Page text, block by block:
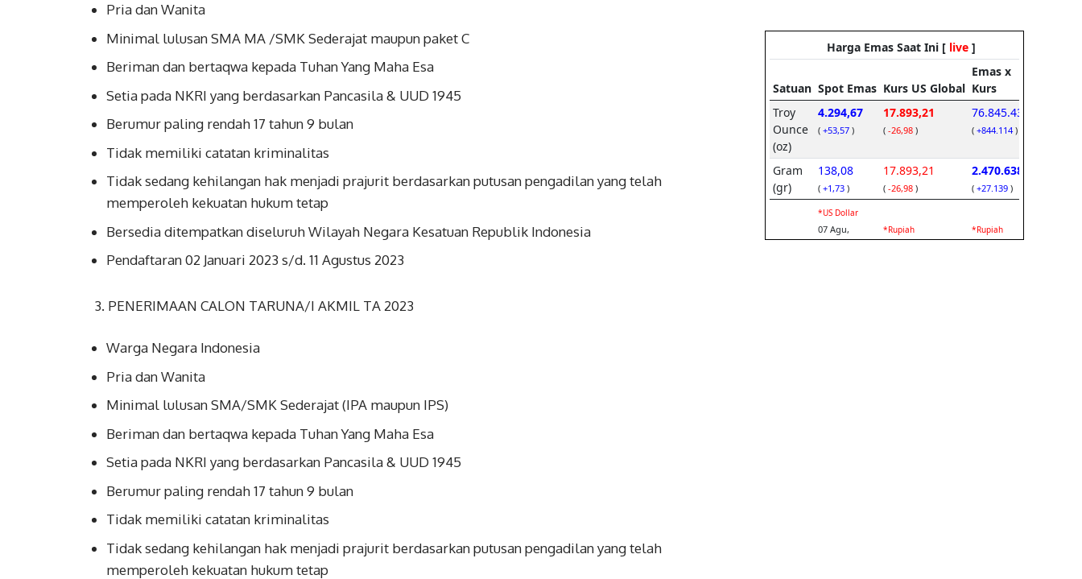
Pria dan Wanita
Minimal lulusan SMA MA /SMK Sederajat maupun paket C
Beriman dan bertaqwa kepada Tuhan Yang Maha Esa
Setia pada NKRI yang berdasarkan Pancasila & UUD 1945
Berumur paling rendah 17 tahun 9 bulan
Tidak memiliki catatan kriminalitas
Tidak sedang kehilangan hak menjadi prajurit berdasarkan putusan pengadilan yang telah
memperoleh kekuatan hukum tetap
Bersedia ditempatkan diseluruh Wilayah Negara Kesatuan Republik Indonesia
Pendaftaran 02 Januari 2023 s/d. 11 Agustus 2023
3. PENERIMAAN CALON TARUNA/I AKMIL TA 2023
Warga Negara Indonesia
Pria dan Wanita
Minimal lulusan SMA/SMK Sederajat (IPA maupun IPS)
Beriman dan bertaqwa kepada Tuhan Yang Maha Esa
Setia pada NKRI yang berdasarkan Pancasila & UUD 1945
Berumur paling rendah 17 tahun 9 bulan
Tidak memiliki catatan kriminalitas
Tidak sedang kehilangan hak menjadi prajurit berdasarkan putusan pengadilan yang telah
memperoleh kekuatan hukum tetap